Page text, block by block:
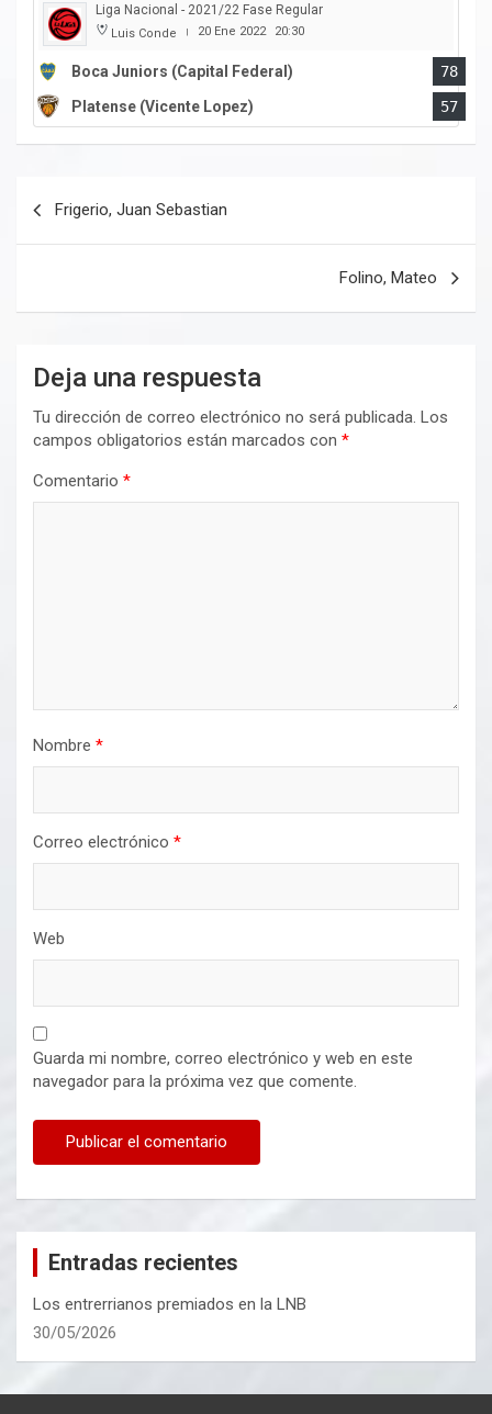
Liga Nacional - 2021/22 Fase Regular
Luis Conde | 20 Ene 2022 20:30
Boca Juniors (Capital Federal)
78
Platense (Vicente Lopez)
57
Frigerio, Juan Sebastian
Folino, Mateo
Deja una respuesta
Tu dirección de correo electrónico no será publicada. Los
campos obligatorios están marcados con *
Comentario *
Nombre *
Correo electrónico *
Web
Guarda mi nombre, correo electrónico y web en este
navegador para la próxima vez que comente.
Entradas recientes
Los entrerrianos premiados en la LNB
30/05/2026